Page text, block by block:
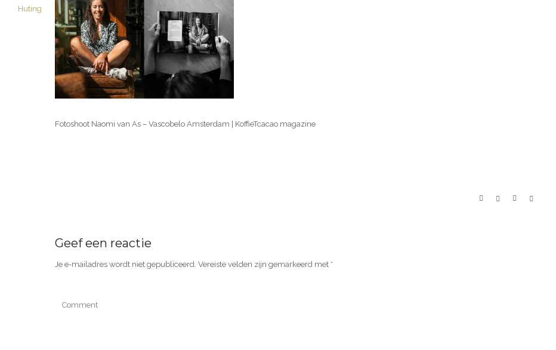
Fotoshoot Naomi van As – Vascobelo Amsterdam | KoffieTcacao magazine
Geef een reactie
Je e-mailadres wordt niet gepubliceerd. Vereiste velden zijn gemarkeerd met *